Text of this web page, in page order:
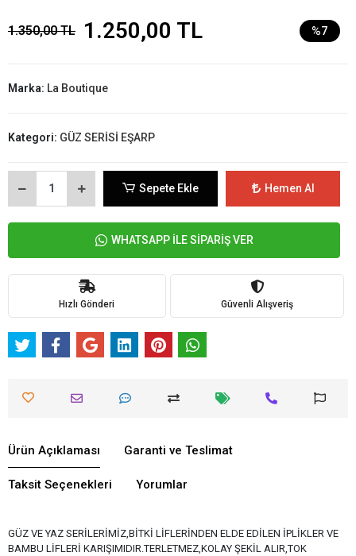
1.350,00 TL 1.250,00 TL %7
Marka: La Boutique
Kategori: GÜZ SERİSİ EŞARP
Sepete Ekle Hemen Al
WHATSAPP İLE SİPARİŞ VER
Hızlı Gönderi Güvenli Alışveriş
Ürün Açıklaması Garanti ve Teslimat
Taksit Seçenekleri Yorumlar
GÜZ VE YAZ SERİLERİMİZ,BİTKİ LİFLERİNDEN ELDE EDİLEN İPLİKLER VE
BAMBU LİFLERİ KARIŞIMIDIR.TERLETMEZ,KOLAY ŞEKİL ALIR,TOK